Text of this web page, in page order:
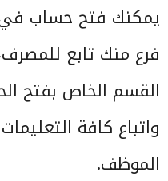
يمكنك فتح حساب في
فرع منك تابع
القسم الخاص بفتح
واتباع كافة
الموظف.